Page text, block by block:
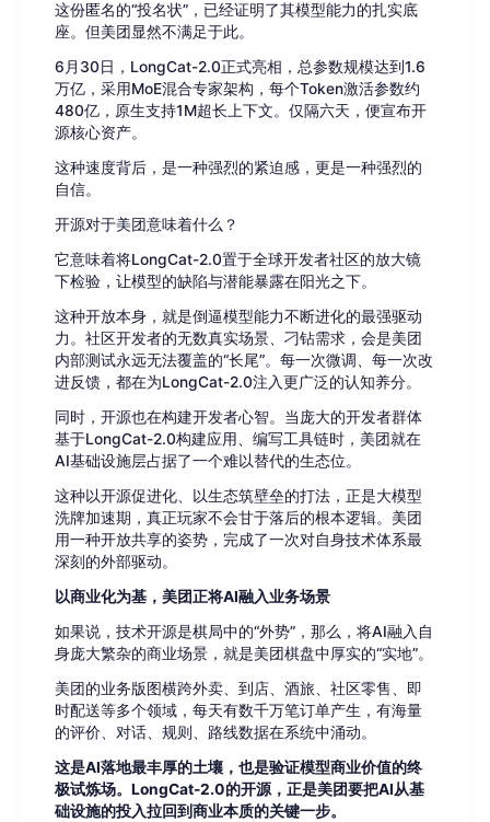
这份匿名的“投名状”，已经证明了其模型能力的扎实底
座。但美团显然不满足于此。
6月30日，LongCat-2.0正式亮相，总参数规模达到1.6
万亿，采用MoE混合专家架构，每个Token激活参数约
480亿，原生支持1M超长上下文。仅隔六天，便宣布开
源核心资产。
这种速度背后，是一种强烈的紧迫感，更是一种强烈的
自信。
开源对于美团意味着什么？
它意味着将LongCat-2.0置于全球开发者社区的放大镜
下检验，让模型的缺陷与潜能暴露在阳光之下。
这种开放本身，就是倒逼模型能力不断进化的最强驱动
力。社区开发者的无数真实场景、刁钻需求，会是美团
内部测试永远无法覆盖的“长尾”。每一次微调、每一次改
进反馈，都在为LongCat-2.0注入更广泛的认知养分。
同时，开源也在构建开发者心智。当庞大的开发者群体
基于LongCat-2.0构建应用、编写工具链时，美团就在
AI基础设施层占据了一个难以替代的生态位。
这种以开源促进化、以生态筑壁垒的打法，正是大模型
洗牌加速期，真正玩家不会甘于落后的根本逻辑。美团
用一种开放共享的姿势，完成了一次对自身技术体系最
深刻的外部驱动。
以商业化为基，美团正将AI融入业务场景
如果说，技术开源是棋局中的“外势”，那么，将AI融入自
身庞大繁杂的商业场景，就是美团棋盘中厚实的“实地”。
美团的业务版图横跨外卖、到店、酒旅、社区零售、即
时配送等多个领域，每天有数千万笔订单产生，有海量
的评价、对话、规则、路线数据在系统中涌动。
这是AI落地最丰厚的土壤，也是验证模型商业价值的终
极试炼场。LongCat-2.0的开源，正是美团要把AI从基
础设施的投入拉回到商业本质的关键一步。